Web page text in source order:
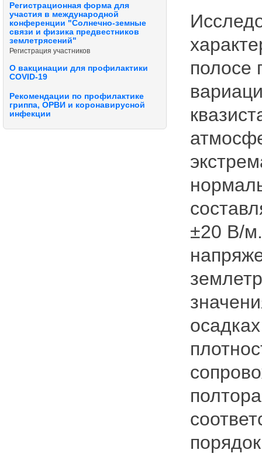
Регистрационная форма для
участия в международной
конференции "Солнечно-земные
связи и физика предвестников
землетрясений"
Регистрация участников
О вакцинации для профилактики
COVID-19
Рекомендации по профилактике
гриппа, ОРВИ и коронавирусной
инфекции
полосе
±20 В/